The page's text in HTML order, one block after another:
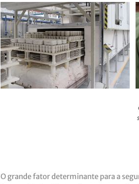
O grande fator determinante para a